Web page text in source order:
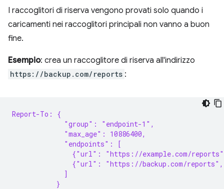
I raccoglitori di riserva vengono provati solo quando i
caricamenti nei raccoglitori principali non vanno a buon
fine.
Esempio: crea un raccoglitore di riserva all'indirizzo
https://backup.com/reports :
Report-To: {
             "group": "endpoint-1",
             "max_age": 10886400,
             "endpoints": [
{"url": "https://example.com/
{"url": "https://backup.com/
             ]
           }